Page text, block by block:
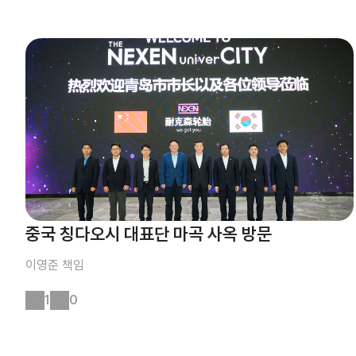
중국 칭다오시 대표단 마곡 사옥 방문
이영준 책임
1 0